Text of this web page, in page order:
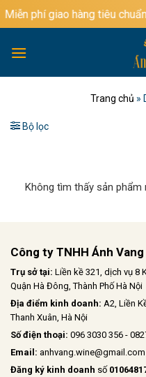
Bỏ
qua
dung
Miễn phí giao hàng tiêu
Trang chủ »
Bộ lọc
Không tìm thấy sản phẩm
Công ty TNHH Ánh Vang
Trụ sở tại: Liền kề 321, dịch vụ 8
Quận Hà Đông, Thành Phố Hà Nội
Địa điểm kinh doanh: A2, Liền
Thanh Xuân, Hà Nội
Số điện thoại: 096 3030 356 -
Email: anhvang.wine@gmail.com
Đăng ký kinh doanh số